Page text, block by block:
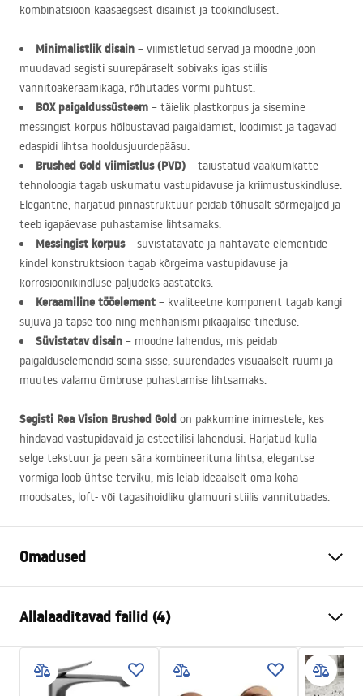
kombinatsioon kaasaegsest disainist ja töökindlusest.
Minimalistlik disain – viimistletud servad ja moodne joon
muudavad segisti suurepäraselt sobivaks igas stiilis
vannitoakeraamikaga, rõhutades vormi puhtust.
BOXpaigaldussüsteem – täielik plastkorpus ja sisemine
messingist korpus hõlbustavad paigaldamist, loodimist ja tagavad
edaspidi lihtsa hooldusjuurdepääsu.
Brushed Gold viimistlus (PVD) – täiustatud vaakumkatte
tehnoloogia tagab uskumatu vastupidavuse ja kriimustuskindluse.
Elegantne, harjatud pinnastruktuur peidab tõhusalt sõrmejäljed ja
teeb igapäevase puhastamise lihtsamaks.
Messingist korpus– süvistatavate ja nähtavate elementide
kindel konstruktsioon tagab kõrgeima vastupidavuse ja
korrosioonikindluse paljudeks aastateks.
Keraamiline tööelement – kvaliteetne komponent tagab kangi
sujuva ja täpse töö ning mehhanismi pikaajalise tiheduse.
Süvistatav disain – moodne lahendus, mis peidab
paigalduselemendid seina sisse, suurendades visuaalselt ruumi ja
muutes valamu ümbruse puhastamise lihtsamaks.
Segisti Rea Vision Brushed Gold on pakkumine inimestele, kes
hindavad vastupidavaid ja esteetilisi lahendusi. Harjatud kulla
selge tekstuur ja peen sära kombineerituna lihtsa, elegantse
vormiga loob ühtse terviku, mis leiab ideaalselt oma koha
moodsates, loft- või tagasihoidliku glamuuri stiilis vannitubades.
Omadused
Kraanide kokkupanek
Materjal
messingist
Värv
Harjatud kuld
Allalaaditavad failid (4)
manual
manual podt.pdf